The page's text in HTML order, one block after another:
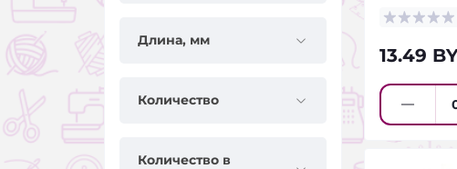
Длина, мм
Количество
Количество в
13.49